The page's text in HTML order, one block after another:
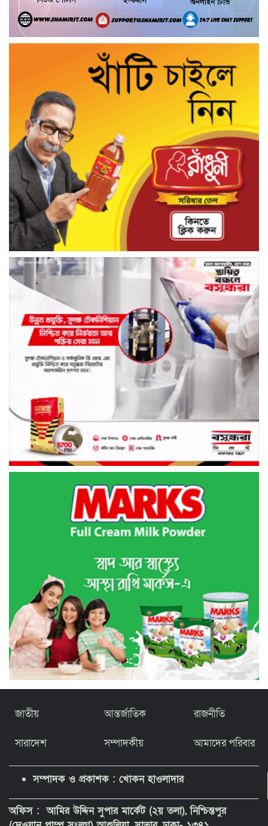
স্বাবলম্বী জীবনের পথে ১২৬ অসচ্ছল নারী,
রাণীশংকৈলে সেলাই মেশিন বিতরণ
নরসিংদী প্রেমিকাকে সংঘবদ্ধ ধর্ষণ, গ্রেপ্তার ২
ধামরাইয়ে নাসিরুদ্দীন পাটোয়ারীকে অবাঞ্ছিত
ঘোষণা, ছাত্রদলের কুশপুত্তলিকা দাহ
জাতীয় আন্তর্জাতিক রাজনীতি
সারাদেশ সম্পাদকীয় আমাদের পরিবার
সম্পাদক ও প্রকাশক : খোকন হাওলাদার
অফিস : আমির উদ্দিন সুপার মার্কেট (২য় তলা), নিশ্চিন্তপুর